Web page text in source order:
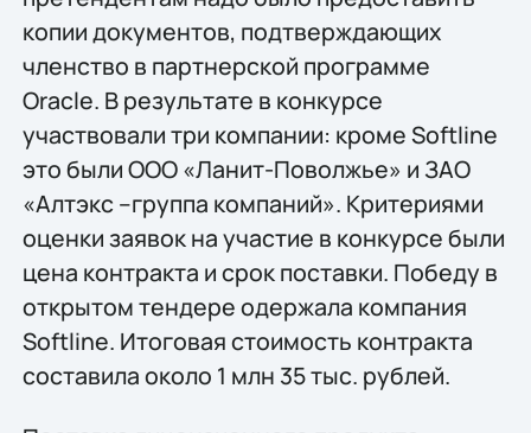
копии документов, подтверждающих
членство в партнерской программе
Oracle. В результате в конкурсе
участвовали три компании: кроме Softline
это были ООО «Ланит-Поволжье» и ЗАО
«Алтэкс –группа компаний». Критериями
оценки заявок на участие в конкурсе были
цена контракта и срок поставки. Победу в
открытом тендере одержала компания
Softline. Итоговая стоимость контракта
составила около 1 млн 35 тыс. рублей.